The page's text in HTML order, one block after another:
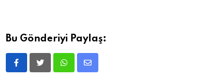
Bu Gönderiyi Paylaş:
WhatsappShare